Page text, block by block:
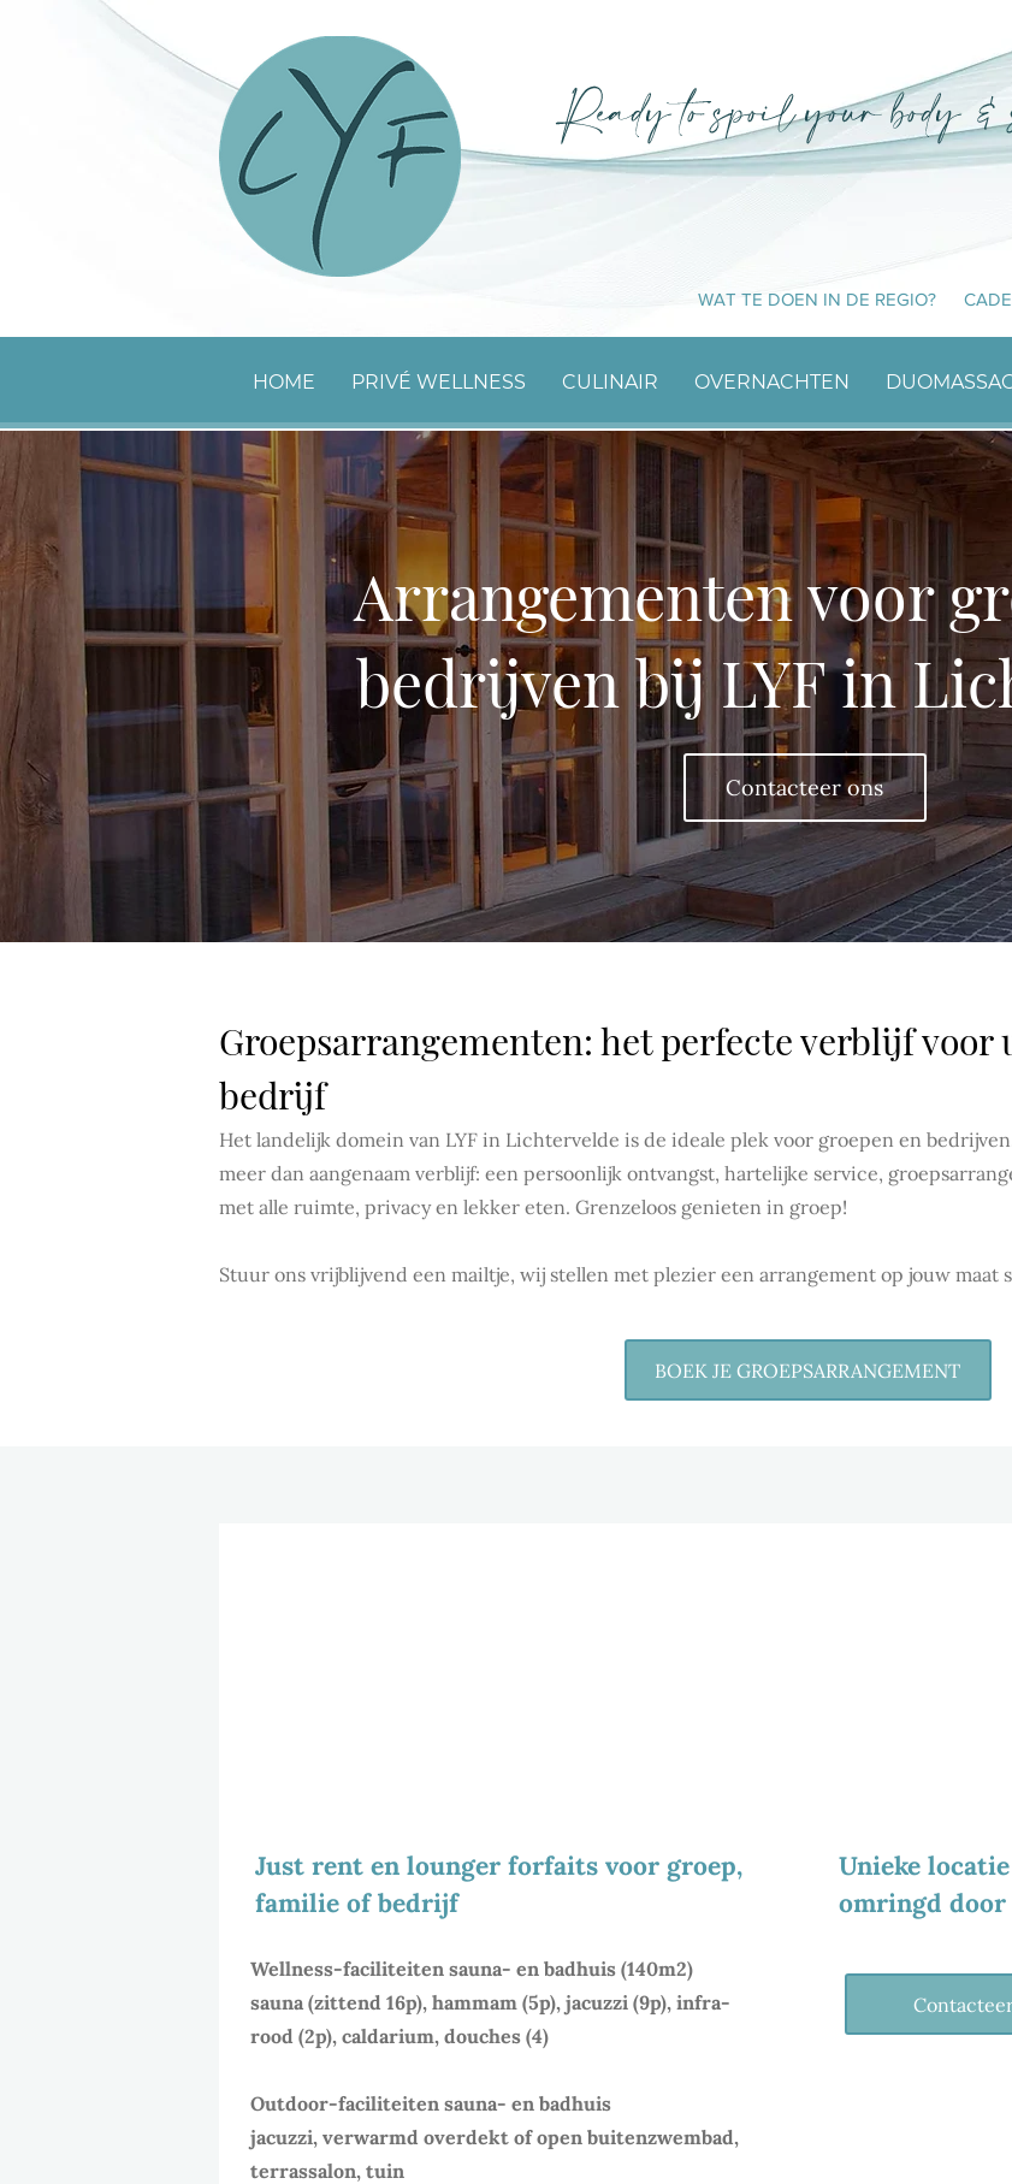
WAT TE DOEN IN DE REGIO?
HOME PRIVÉ WELLNESS CULINAIR OVERNACHTEN
Arrangementen voor
bedrijven bij LYF in
Contacteer ons
Groepsarrangementen: het perfecte verblijf voor
bedrijf
Het landelijk domein van LYF in Lichtervelde is de ideale plek voor groepen en
meer dan aangenaam verblijf: een persoonlijk ontvangst, hartelijke service,
met alle ruimte, privacy en lekker eten. Grenzeloos genieten in groep!
Stuur ons vrijblijvend een mailtje, wij stellen met plezier een arrangement op jouw maat
BOEK JE GROEPSARRANGEMENT
Just rent en lounger forfaits voor groep,
familie of bedrijf
Wellness-faciliteiten sauna- en badhuis (140m2)
sauna (zittend 16p), hammam (5p), jacuzzi (9p), infra-
rood (2p), caldarium, douches (4)
Outdoor-faciliteiten sauna- en badhuis
jacuzzi, verwarmd overdekt of open buitenzwembad,
terrassalon, tuin
Unieke
omringd